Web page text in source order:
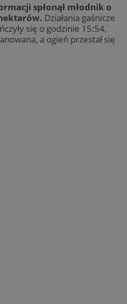
spłonął młodnik o
Działania gaśnicze
się o godzinie 15:54,
a ogień przestał się